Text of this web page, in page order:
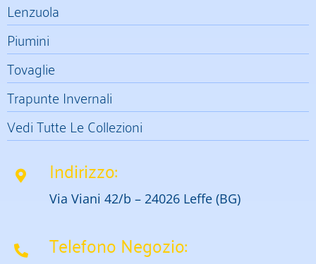
Lenzuola
Piumini
Tovaglie
Trapunte Invernali
Vedi Tutte Le Collezioni
Indirizzo:
Via Viani 42/b – 24026 Leffe (BG)
Telefono Negozio: